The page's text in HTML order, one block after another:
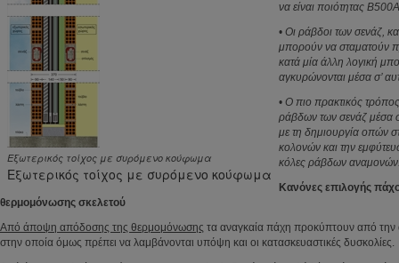
Εξωτερικός τοίχος με συρόμενο κούφωμα
Εξωτερικός τοίχος με συρόμενο κούφωμα
να είναι ποιότητας
• Οι ράβδοι των σενάζ,
μπορούν να σταματούν
κατά μία άλλη λογική
αγκυρώνονται μέσα σ’
• Ο πιο πρακτικός
ράβδων των σενάζ μέσα
με τη δημιουργία οπών
κολονών και την
κόλες ράβδων
Κανόνες επιλογής
θερμομόνωσης σκελετού
Από άποψη απόδοσης της θερμομόνωσης τα αναγκαία πάχη προκύπτουν από την
στην οποία όμως πρέπει να λαμβάνονται υπόψη και οι κατασκευαστικές δυσκολίες.